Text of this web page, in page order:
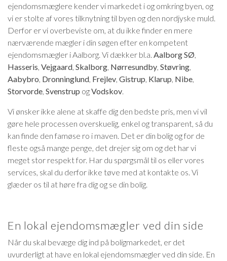
ejendomsmæglere kender vi markedet i og omkring byen, og
vi er stolte af vores tilknytning til byen og den nordjyske muld.
Derfor er vi overbeviste om, at du ikke finder en mere
nærværende mægler i din søgen efter en kompetent
ejendomsmægler i Aalborg. Vi dækker bl.a. Aalborg SØ,
Hasseris, Vejgaard, Skalborg, Nørresundby, Støvring,
Aabybro, Dronninglund, Frejlev, Gistrup, Klarup, Nibe,
Storvorde, Svenstrup ogVodskov.
Vi ønsker ikke alene at skaffe dig den bedste pris, men vi vil
gøre hele processen overskuelig, enkel og transparent, så du
kan finde den famøse ro i maven. Det er din bolig og for de
fleste også mange penge, det drejer sig om og det har vi
meget stor respekt for. Har du spørgsmål til os eller vores
services, skal du derfor ikke tøve med at kontakte os. Vi
glæder os til at høre fra dig og se din bolig.
En lokal ejendomsmægler ved din side
Når du skal bevæge dig ind på boligmarkedet, er det
uvurderligt at have en lokal ejendomsmægler ved din side. En